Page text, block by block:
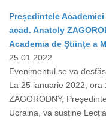
Președintele
acad. Anatoly
Academia de Științe a
25.01.2022
Evenimentul se va
La 25 ianuarie 2022, ora
ZAGORODNY,
Ucraina, va susține